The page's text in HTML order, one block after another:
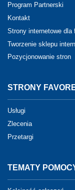
Program Partnerski
Kontakt
Strony internetowe dla
Tworzenie sklepu
Pozycjonowanie stron
STRONY
Usługi
Zlecenia
Przetargi
TEMATY